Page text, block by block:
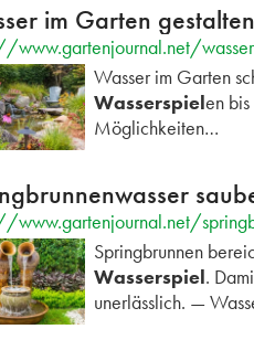
im Garten
www.gartenjournal.net/
Wasser im Garten
Wasserspielen
Möglichkeiten…
www.gartenjournal.net/
Springbrunnen
Wasserspiel.
unerlässlich. —